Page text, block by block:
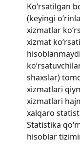
Ko‘rsatilgan
(keyingi
xizmatlar
xizmat
shaxslar)
xizmatlari
xizmatlari
xalqaro
Statistika
hisoblar